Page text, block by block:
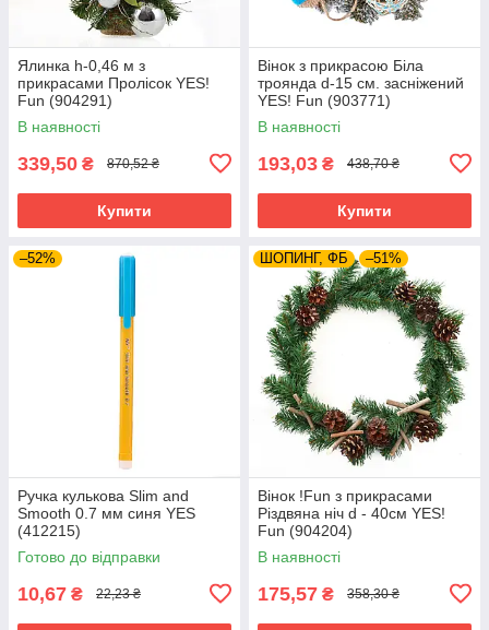
Ялинка h-0,46 м з
прикрасами Пролісок YES!
Fun (904291)
В наявності
339,50 ₴ 870,52 ₴
Купити
Вінок з прикрасою Біла
троянда d-15 см. засніжений
YES! Fun (903771)
В наявності
193,03 ₴ 438,70 ₴
Купити
–52%
Ручка кулькова Slim and
Smooth 0.7 мм синя YES
(412215)
Готово до відправки
10,67 ₴ 22,23 ₴
ШОПИНГ, ФБ –51%
Вінок !Fun з прикрасами
Різдвяна ніч d - 40см YES!
Fun (904204)
В наявності
175,57 ₴ 358,30 ₴